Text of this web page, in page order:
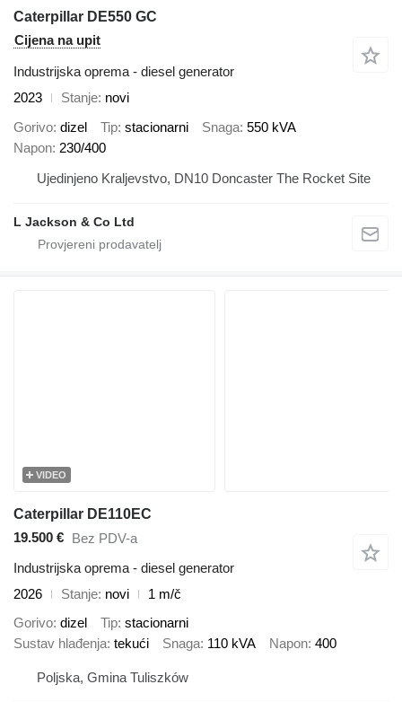
Caterpillar DE550 GC
Cijena na upit
Industrijska oprema - diesel generator
2023
Stanje novi
Gorivo dizel Tip stacionarni Snaga 550 kVA
Napon 230/400
Ujedinjeno Kraljevstvo, DN10 Doncaster The Rocket Site
L Jackson & Co Ltd
VIDEO
Caterpillar DE110EC
19.500 € Bez PDV-a
Industrijska oprema - diesel generator
2026
Stanje novi
1 m/č
Gorivo dizel Tip stacionarni
Sustav hlađenja tekući Snaga 110 kVA Napon 400
Poljska, Gmina Tuliszków